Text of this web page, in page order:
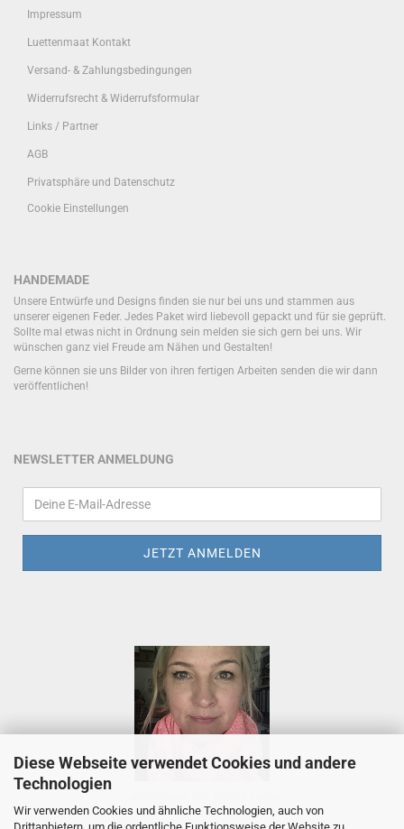
Diese Webseite verwendet Cookies und andere
Technologien
Wir verwenden Cookies und ähnliche Technologien, auch von
Drittanbietern, um die ordentliche Funktionsweise der Website zu
Impressum
Luettenmaat Kontakt
Versand- & Zahlungsbedingungen
Widerrufsrecht & Widerrufsformular
Links / Partner
AGB
Privatsphäre und Datenschutz
Cookie Einstellungen
HANDEMADE
Unsere Entwürfe und Designs finden sie nur bei uns und stammen aus
unserer eigenen Feder. Jedes Paket wird liebevoll gepackt und für sie geprüft.
Sollte mal etwas nicht in Ordnung sein melden sie sich gern bei uns. Wir
wünschen ganz viel Freude am Nähen und Gestalten!
Gerne können sie uns Bilder von ihren fertigen Arbeiten senden die wir dann
veröffentlichen!
NEWSLETTER ANMELDUNG
Tietjenstr. 2, 26655 Westerstede